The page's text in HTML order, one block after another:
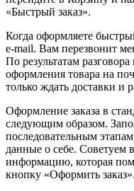
«Быстрый заказ».
Когда оформляете
e-mail. Вам перезвонит
По результатам
оформления товара на
только ждать доставки и
Оформление заказа в
следующим образом.
последовательным
данные о себе. Советуем
информацию, которая
кнопку «Оформить заказ».